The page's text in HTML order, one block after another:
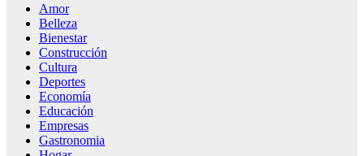
Amor
Belleza
Bienestar
Construcción
Cultura
Deportes
Economía
Educación
Empresas
Gastronomia